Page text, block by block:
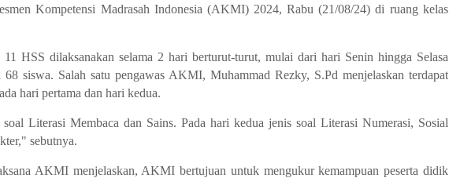
Kompetensi Madrasah Indonesia (AKMI) 2024, Rabu (21/08/24) di ruang kelas
HSS dilaksanakan selama 2 hari berturut-turut, mulai dari hari Senin hingga Selasa
68 siswa. Salah satu pengawas AKMI, Muhammad Rezky, S.Pd menjelaskan terdapat
hari pertama dan hari kedua.
Literasi Membaca dan Sains. Pada hari kedua jenis soal Literasi Numerasi, Sosial
sebutnya.
AKMI menjelaskan, AKMI bertujuan untuk mengukur kemampuan peserta didik